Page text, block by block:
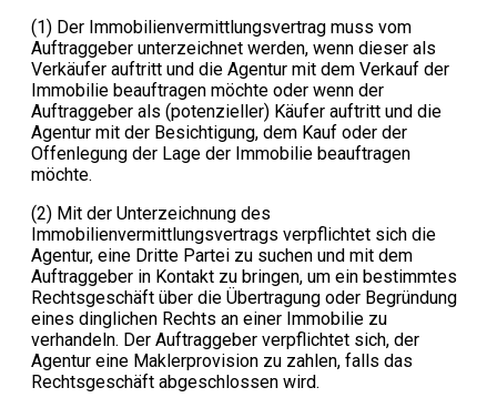
(1) Der Immobilienvermittlungsvertrag muss vom
Auftraggeber unterzeichnet werden, wenn dieser als
Verkäufer auftritt und die Agentur mit dem Verkauf der
Immobilie beauftragen möchte oder wenn der
Auftraggeber als (potenzieller) Käufer auftritt und die
Agentur mit der Besichtigung, dem Kauf oder der
Offenlegung der Lage der Immobilie beauftragen
möchte.
(2) Mit der Unterzeichnung des
Immobilienvermittlungsvertrags verpflichtet sich die
Agentur, eine Dritte Partei zu suchen und mit dem
Auftraggeber in Kontakt zu bringen, um ein bestimmtes
Rechtsgeschäft über die Übertragung oder Begründung
eines dinglichen Rechts an einer Immobilie zu
verhandeln. Der Auftraggeber verpflichtet sich, der
Agentur eine Maklerprovision zu zahlen, falls das
Rechtsgeschäft abgeschlossen wird.